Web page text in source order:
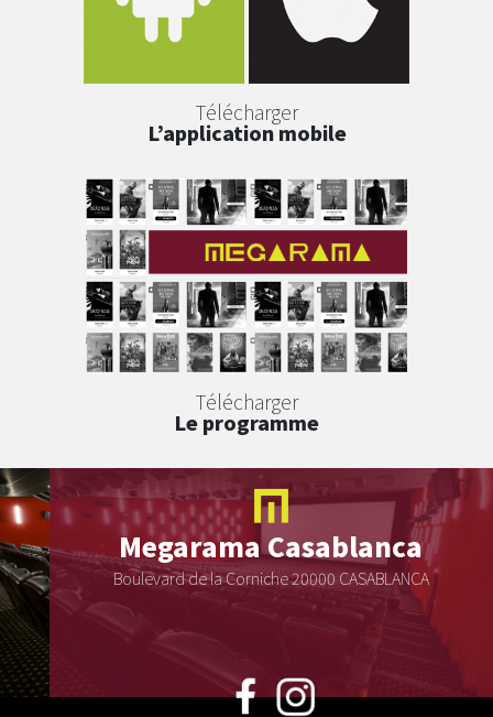
Télécharger
L’application mobile
Télécharger
Le programme
MegaramaCasablanca
Boulevard de la Corniche 20000 CASABLANCA